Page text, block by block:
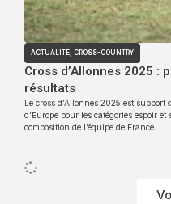
ACTUALITÉ, CROSS-COUNTRY
Cross d’Allonnes 2025 :
résultats
Le cross d’Allonnes 2025 est
d’Europe pour les catégories espoir
composition de l’équipe de France….